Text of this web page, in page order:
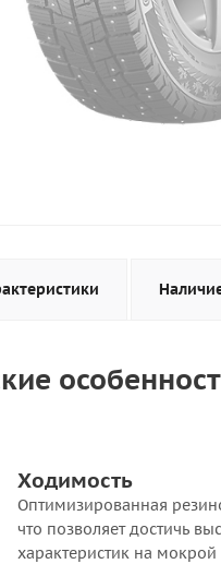
Ходимость
Оптимизированная
что позволяет достичь
характеристик на